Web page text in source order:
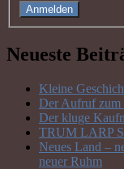
Anmelden
Neueste
Kleine
Der Aufruf zum
Der kluge
TRUM LARP
Neues Land –
neuer Ruhm